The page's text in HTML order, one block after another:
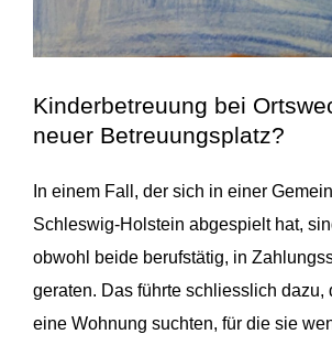
Kinderbetreuung bei
neuer Betreuungsplatz?
In einem Fall, der sich in einer
Schleswig-Holstein abgespielt hat,
obwohl beide berufstätig, in
geraten. Das führte schliesslich dazu,
eine Wohnung suchten, für die sie